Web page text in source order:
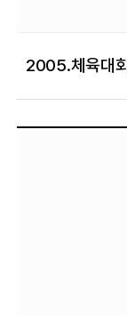
2005.체육대회